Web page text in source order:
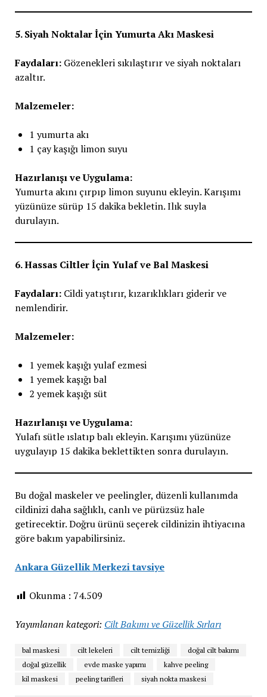
5. Siyah Noktalar İçin Yumurta Akı Maskesi
Faydaları:Gözenekleri sıkılaştırır ve siyah noktaları
azaltır.
Malzemeler:
1 yumurta akı
1 çay kaşığı limon suyu
Hazırlanışı ve Uygulama:
Yumurta akını çırpıp limon suyunu ekleyin. Karışımı
yüzünüze sürüp 15 dakika bekletin. Ilık suyla
durulayın.
6. Hassas Ciltler İçin Yulaf ve Bal Maskesi
Faydaları:Cildi yatıştırır, kızarıklıkları giderir ve
nemlendirir.
Malzemeler:
1 yemek kaşığı yulaf ezmesi
1 yemek kaşığı bal
2 yemek kaşığı süt
Hazırlanışı ve Uygulama:
Yulafı sütle ıslatıp balı ekleyin. Karışımı yüzünüze
uygulayıp 15 dakika beklettikten sonra durulayın.
Bu doğal maskeler ve peelingler, düzenli kullanımda
cildinizi daha sağlıklı, canlı ve pürüzsüz hale
getirecektir. Doğru ürünü seçerek cildinizin ihtiyacına
göre bakım yapabilirsiniz.
Ankara Güzellik Merkezi tavsiye
Okunma : 74.509
Yayımlanan kategori: Cilt Bakımı ve Güzellik Sırları
bal maskesi cilt lekeleri cilt temizliği
doğal cilt bakımı
doğal güzellik
evde maske yapımı
kahve peeling
kil maskesi
peeling tarifleri siyah nokta maskesi